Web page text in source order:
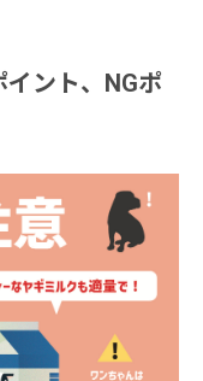
ント、NGポ